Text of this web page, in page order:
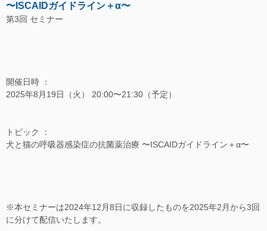
〜ISCAIDガイドライン＋α〜
第3回 セミナー
開催日時 ：
2025年8月19日（火） 20:00〜21:30（予定）
トピック ：
犬と猫の呼吸器感染症の抗菌薬治療 〜ISCAIDガイドライン＋α〜
※本セミナーは2024年12月8日に収録したものを2025年2月から3回
に分けて配信いたします。